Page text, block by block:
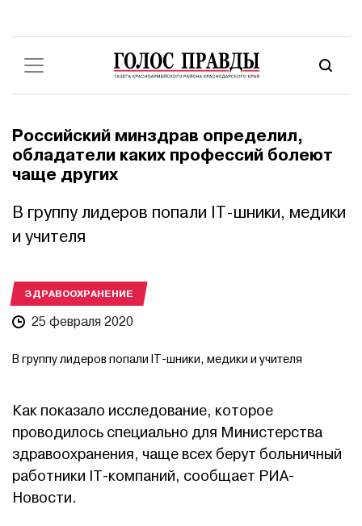
Российский минздрав определил,
обладатели каких профессий болеют
чаще других
В группу лидеров попали IT-шники, медики
и учителя
ЗДРАВООХРАНЕНИЕ
25 февраля 2020
В группу лидеров попали IT-шники, медики и учителя
Как показало исследование, которое
проводилось специально для Министерства
здравоохранения, чаще всех берут больничный
работники IT-компаний, сообщает РИА-
Новости.